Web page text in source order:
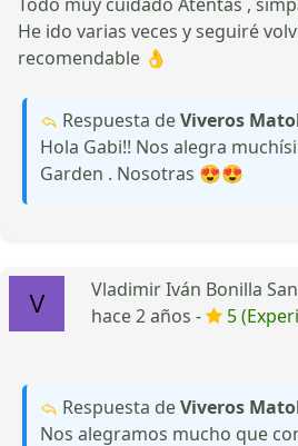
He ido varias veces y seguiré
recomendable 👌
Respuesta deViveros
Hola Gabi!! Nos alegra
Garden . Nosotras 😍😍
Vladimir Iván Bonilla
hace 2 años -
5
Respuesta deViveros
Nos alegramos mucho que